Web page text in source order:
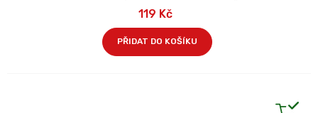
119 Kč
PŘIDAT DO KOŠÍKU